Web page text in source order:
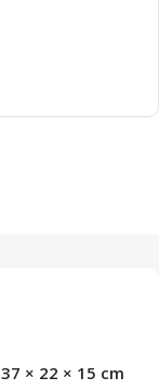
37 × 22 × 15 cm